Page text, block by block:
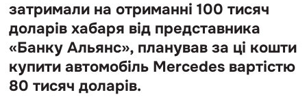
затримали на отриманні 100 тисяч
доларів хабаря від представника
«Банку Альянс», планував за ці кошти
купити автомобіль Mercedes вартістю
80 тисяч доларів.